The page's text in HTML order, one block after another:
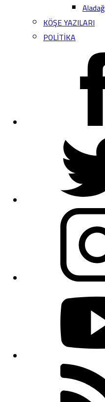
Aladağ
KÖŞE YAZILARI
POLİTİKA